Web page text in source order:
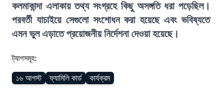
কলমাকান্দা এলাকায় তথ্য সংগ্রহে কিছু অসঙ্গতি ধরা পড়েছিল।
পরবর্তী যাচাইয়ে সেগুলো সংশোধন করা হয়েছে এবং ভবিষ্যতে
এমন ভুল এড়াতে প্রয়োজনীয় নির্দেশনা দেওয়া হয়েছে।
ট্যাগসমূহ:
১৬ আগস্ট ফ্যামিলি কার্ড কার্যক্রম